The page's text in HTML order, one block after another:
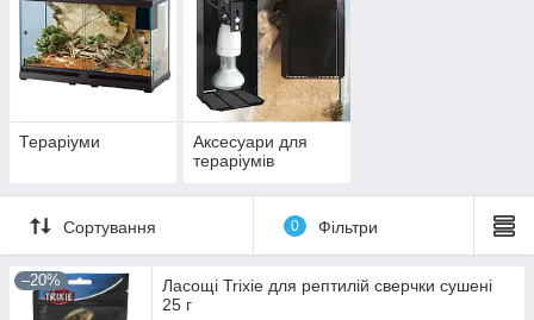
Тераріуми
Аксесуари для
тераріумів
Сортування 0 Фільтри
–20%
Ласощі Trixie для рептилій сверчки сушені
25 г